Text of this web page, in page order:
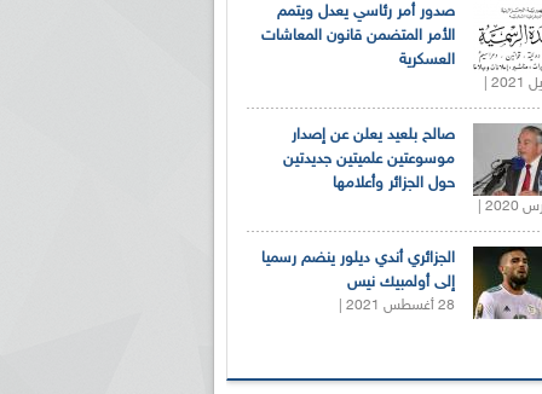
صدور أمر رئاسي يعدل ويتمم
الأمر المتضمن قانون المعاشات
العسكرية
صالح بلعيد يعلن عن إصدار
موسوعتين علميتين جديدتين
حول الجزائر وأعلامها
الجزائري أندي ديلور ينضم رسميا
إلى أولمبيك نيس
28 أغسطس 2021 |